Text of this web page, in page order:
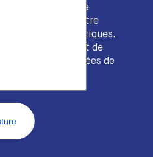
de son service. Je
peuvent être
informatiques.
je dispose du droit de
des données de